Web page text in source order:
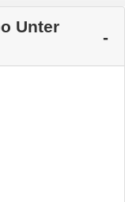
Unter